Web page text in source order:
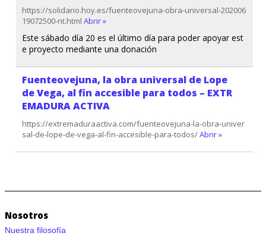
https://solidario.hoy.es/fuenteovejuna-obra-universal-202006
19072500-nt.html Abrir »
Este sábado día 20 es el último día para poder apoyar est
e proyecto mediante una donación
Fuenteovejuna, la obra universal de Lope
de Vega, al fin accesible para todos – EXTR
EMADURA ACTIVA
https://extremaduraactiva.com/fuenteovejuna-la-obra-univer
sal-de-lope-de-vega-al-fin-accesible-para-todos/Abrir »
Nosotros
Nuestra filosofía